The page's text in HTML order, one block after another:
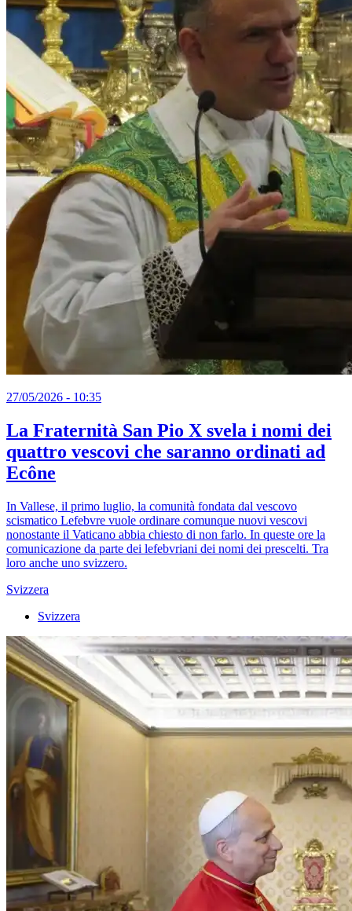
27/05/2026 - 10:35
La Fraternità San Pio X svela i nomi dei
quattro vescovi che saranno ordinati ad
Ecône
In Vallese, il primo luglio, la comunità fondata dal vescovo
scismatico Lefebvre vuole ordinare comunque nuovi vescovi
nonostante il Vaticano abbia chiesto di non farlo. In queste ore la
comunicazione da parte dei lefebvriani dei nomi dei prescelti. Tra
loro anche uno svizzero.
Svizzera
Svizzera